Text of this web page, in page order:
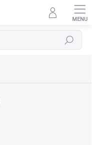
Hledat